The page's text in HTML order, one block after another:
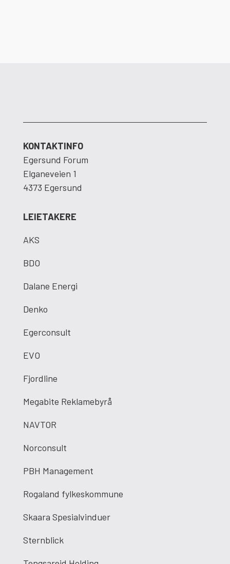
KONTAKTINFO
Egersund Forum
Elganeveien 1
4373 Egersund
LEIETAKERE
AKS
BDO
Dalane Energi
Denko
Egerconsult
EVO
Fjordline
Megabite Reklamebyrå
NAVTOR
Norconsult
PBH Management
Rogaland fylkeskommune
Skaara Spesialvinduer
Sternblick